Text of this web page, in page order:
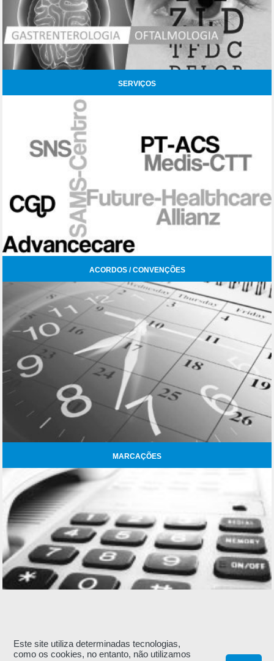
Este site utiliza determinadas tecnologias,
como os cookies, no entanto, não utilizamos
SERVIÇOS
ACORDOS / CONVENÇÕES
MARCAÇÕES
CONTACTOS